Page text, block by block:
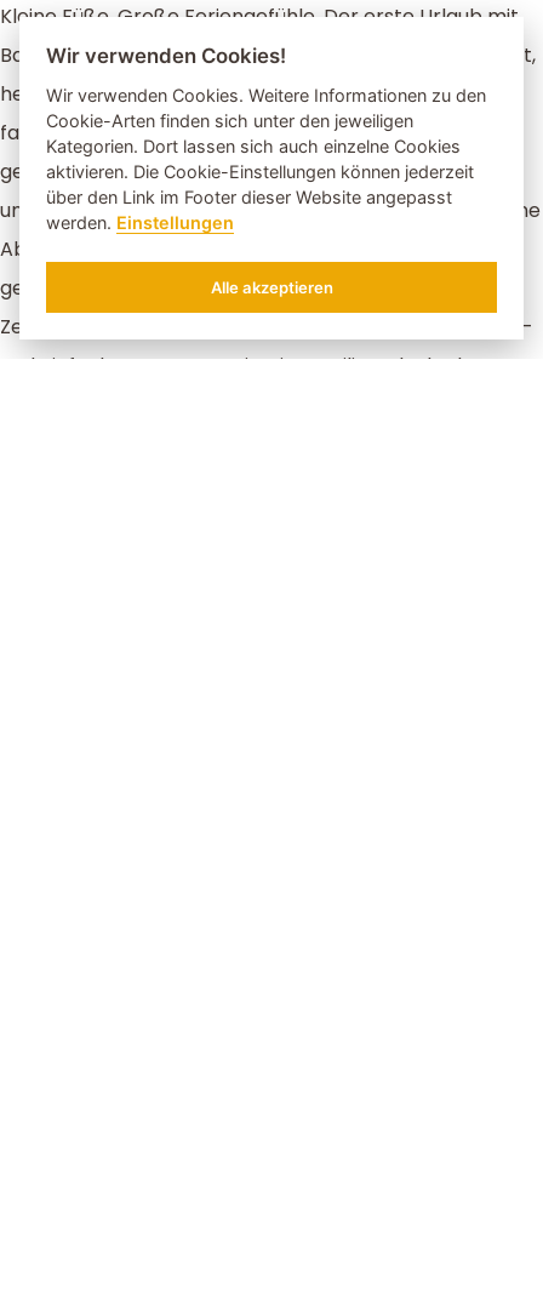
ANFRAGENBUCHEN
Kleine Füße. Große Feriengefühle. Der erste Urlaub mit
Baby oder Kleinkind darf vor allem eines sein: entspannt,
herzlich und voller kleiner Glücksmomente. Im
familiengeführten Bergschlössl wird gemeinsam
geplanscht, gekuschelt, gestaunt und genossen. Auf
unserer Family Ranch warten liebe Tiere und erste kleine
Abenteuer, draußen locken Wiesen, Bergluft und
gemütliche Spaziergänge. Dazwischen bleibt ganz viel
Zeit zum Lachen, Ausschlafen – zumindest theoretisch –
und einfach Zusammensein. Ein Familienurlaub ohne
Wir verwenden Cookies!
Wir verwenden Cookies. Weitere Informationen zu den
Cookie-Arten finden sich unter den jeweiligen
Kategorien. Dort lassen sich auch einzelne Cookies
aktivieren. Die Cookie-Einstellungen können jederzeit
über den Link im Footer dieser Website angepasst
werden. Einstellungen
Alle akzeptieren